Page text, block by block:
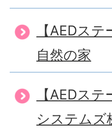
【AEDス
自然の家
【AEDス
システムズ